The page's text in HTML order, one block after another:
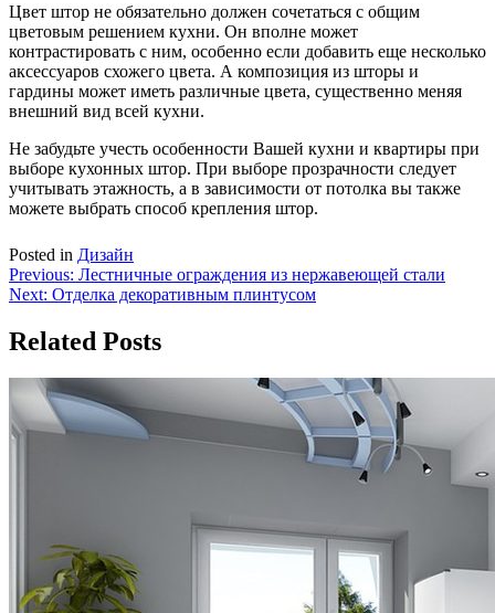
Цвет штор не обязательно должен сочетаться с общим
цветовым решением кухни. Он вполне может
контрастировать с ним, особенно если добавить еще несколько
аксессуаров схожего цвета. А композиция из шторы и
гардины может иметь различные цвета, существенно меняя
внешний вид всей кухни.
Не забудьте учесть особенности Вашей кухни и квартиры при
выборе кухонных штор. При выборе прозрачности следует
учитывать этажность, а в зависимости от потолка вы также
можете выбрать способ крепления штор.
Posted in Дизайн
Навигация
по
записям
Previous: Лестничные ограждения из нержавеющей стали
Next: Отделка декоративным плинтусом
Related Posts